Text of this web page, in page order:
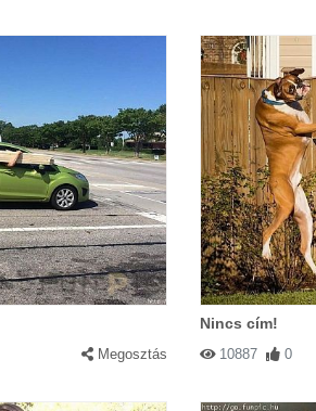
Megosztás
Nincs cím!
10887 0